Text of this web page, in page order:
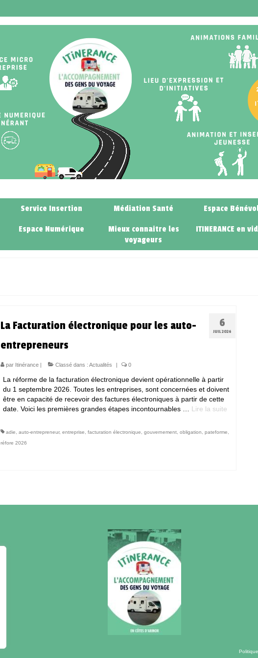
Service Insertion Médiation Santé Espace
Espace Numérique
Mieux connaitre les
voyageurs
ITINERANCE en
6
JUIL 2026
La Facturation électronique pour les auto-
entrepreneurs
par Itinérance| Classé dans : Actualités | 0
La réforme de la facturation électronique devient opérationnelle à partir
du 1 septembre 2026. Toutes les entreprises, sont concernées et doivent
être en capacité de recevoir des factures électroniques à partir de cette
date. Voici les premières grandes étapes incontournables … Lire la suite­­
adie auto-entrepreneur, entreprise facturation électronique gouvernement, obligation pateforme
réfore 2026